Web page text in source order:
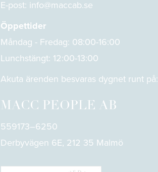
E-post: info@maccab.se
Öppettider
Måndag - Fredag: 08:00-16:00
Lunchstängt: 12:00-13:00
Akuta ärenden besvaras dygnet runt på:
MACC PEOPLE AB
559173–6250
Derbyvägen 6E, 212 35 Malmö